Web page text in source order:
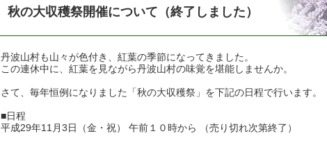
秋の大収穫祭開催について（終了しました）
丹波山村も山々が色付き、紅葉の季節になってきました。
この連休中に、紅葉を見ながら丹波山村の味覚を堪能しませんか。
さて、毎年恒例になりました「秋の大収穫祭」を下記の日程で行います。
■日程
平成29年11月3日（金・祝） 午前１０時から （売り切れ次第終了）